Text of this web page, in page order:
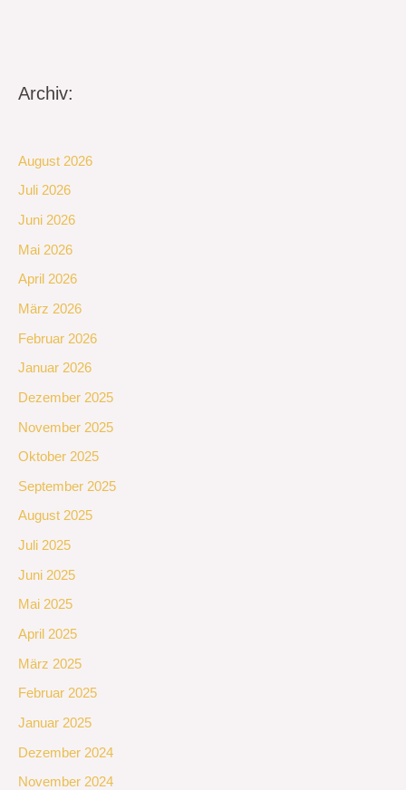
Archiv:
August 2026
Juli 2026
Juni 2026
Mai 2026
April 2026
März 2026
Februar 2026
Januar 2026
Dezember 2025
November 2025
Oktober 2025
September 2025
August 2025
Juli 2025
Juni 2025
Mai 2025
April 2025
März 2025
Februar 2025
Januar 2025
Dezember 2024
November 2024